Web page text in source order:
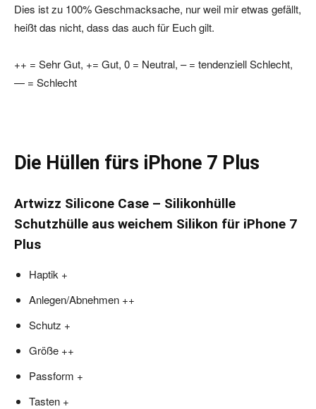
Dies ist zu 100% Geschmacksache, nur weil mir etwas gefällt,
heißt das nicht, dass das auch für Euch gilt.
++ = Sehr Gut, += Gut, 0 = Neutral, – = tendenziell Schlecht,
— = Schlecht
Die Hüllen fürs iPhone 7 Plus
Artwizz Silicone Case – Silikonhülle
Schutzhülle aus weichem Silikon für iPhone 7
Plus
Haptik +
Anlegen/Abnehmen ++
Schutz +
Größe ++
Passform +
Tasten +